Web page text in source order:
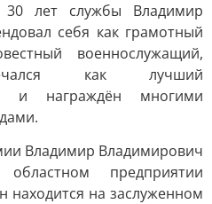
30 лет службы Владимир
себя как грамотный
военнослужащий,
как лучший
и награждён многими
Владимир Владимирович
предприятии
находится на заслуженном